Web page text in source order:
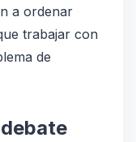
a ordenar
trabajar con
de